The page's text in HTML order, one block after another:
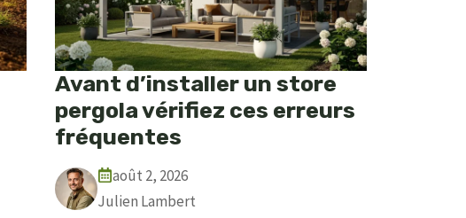
Avant d’installer un store
pergola vérifiez ces erreurs
fréquentes
août 2, 2026
Julien Lambert